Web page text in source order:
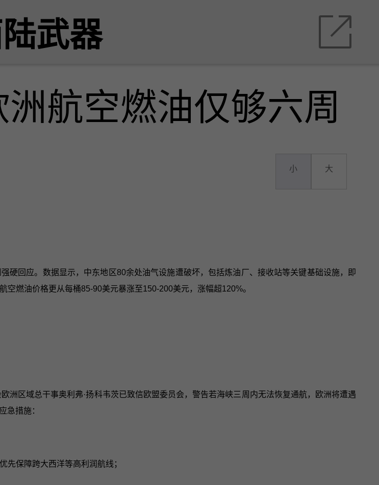
武器
航空燃油仅够六周
小 大
硬回应。数据显示，中东地区80余处油气设施遭破坏，包括炼油厂、接收站等关键基础设施，即
燃油价格更从每桶85-90美元暴涨至150-200美元，涨幅超120%。
洲区域总干事奥利弗·扬科韦茨已致信欧盟委员会，警告若海峡三周内无法恢复通航，欧洲将遭遇
急措施：
先保障跨大西洋等高利润航线；